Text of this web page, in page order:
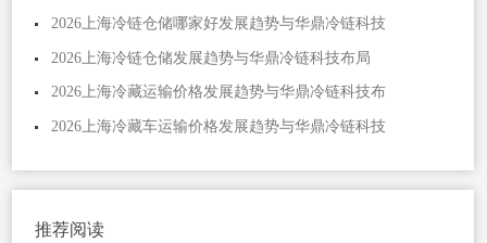
2026上海冷链仓储哪家好发展趋势与华鼎冷链科技
2026上海冷链仓储发展趋势与华鼎冷链科技布局
2026上海冷藏运输价格发展趋势与华鼎冷链科技布
2026上海冷藏车运输价格发展趋势与华鼎冷链科技
推荐阅读